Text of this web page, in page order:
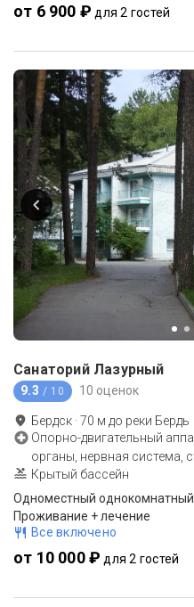
от 6 900 ₽ для 2 гостей
Санаторий Лазурный
9.3 / 10 10 оценок
Бердск ·70 м до реки Бердь
Опорно-двигательный
органы, нервная система,
Крытый бассейн
Одноместный
Проживание + лечение
Все включено
от 10 000 ₽ для 2 гостей